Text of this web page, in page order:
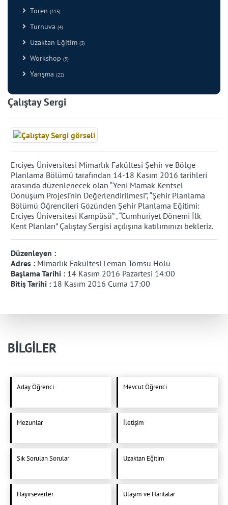
Tören (115)
Turnuva (4)
Uzaktan Eğitim (3)
Workshop (9)
Yarışma (22)
Çalıştay Sergi
Erciyes Üniversitesi Mimarlık Fakültesi Şehir ve Bölge
Planlama Bölümü tarafından 14-18 Kasım 2016 tarihleri
arasında düzenlenecek olan “Yeni Mamak Kentsel
Dönüşüm Projesi’nin Değerlendirilmesi”, “Şehir Planlama
Bölümü Öğrencileri Gözünden Şehir Planlama Eğitimi:
Erciyes Üniversitesi Kampüsü” , “Cumhuriyet Dönemi İlk
Kent Planları” Çalıştay Sergisi açılışına katılımınızı bekleriz.
Düzenleyen :
Adres : Mimarlık Fakültesi Leman Tomsu Holü
Başlama Tarihi : 14 Kasım 2016 Pazartesi 14:00
Bitiş Tarihi : 18 Kasım 2016 Cuma 17:00
BİLGİLER
Aday Öğrenci Mevcut Öğrenci
Mezunlar İletişim
Sık Sorulan Sorular Uzaktan Eğitim
Hayırseverler Ulaşım ve Haritalar